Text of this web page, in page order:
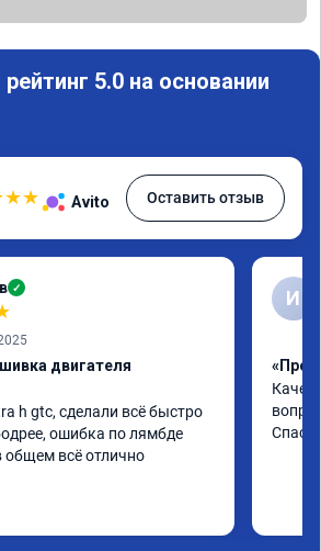
5.0 на основании
★★ Avito Оставить отзыв
✓
двигателя
h gtc, сделали всё быстро
ошибка по лямбде
общем всё отлично
И